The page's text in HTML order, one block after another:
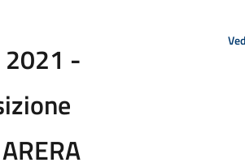
2021 -